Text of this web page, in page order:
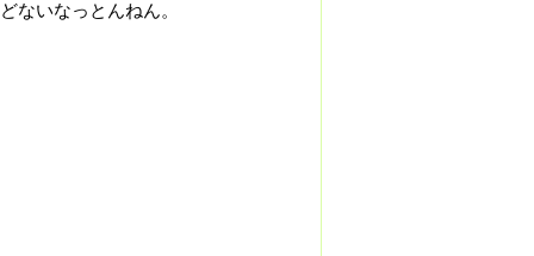
ないなっとんねん。